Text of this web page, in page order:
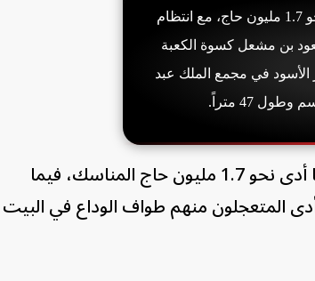
أعلنت السعودية نجاح موسم حج 2024 بمشاركة نحو 1.7 مليون حاج، مع انتظام
سعود بن مشعل كسوة الكعبة
الأسود في مجمع الملك عبد
الجمعة، نجاح موسم الحج هذا العام، بعدما أدى نحو 1.7 مليون حاج المناسك، فيما
المتعجلون منهم طواف الوداع في البيت